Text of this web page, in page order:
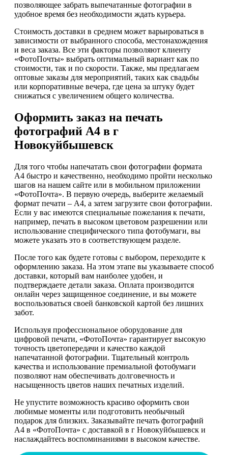
позволяющее забрать выпечатанные фотографии в
удобное время без необходимости ждать курьера.
Стоимость доставки в среднем может варьироваться в
зависимости от выбранного способа, местонахождения
и веса заказа. Все эти факторы позволяют клиенту
«ФотоПочты» выбрать оптимальный вариант как по
стоимости, так и по скорости. Также, мы предлагаем
оптовые заказы для мероприятий, таких как свадьбы
или корпоративные вечера, где цена за штуку будет
снижаться с увеличением общего количества.
Оформить заказ на печать
фотографий А4 в г
Новокуйбышевск
Для того чтобы напечатать свои фотографии формата
А4 быстро и качественно, необходимо пройти несколько
шагов на нашем сайте или в мобильном приложении
«ФотоПочта». В первую очередь, выберите желаемый
формат печати – А4, а затем загрузите свои фотографии.
Если у вас имеются специальные пожелания к печати,
например, печать в высоком цветовом разрешении или
использование специфического типа фотобумаги, вы
можете указать это в соответствующем разделе.
После того как будете готовы с выбором, переходите к
оформлению заказа. На этом этапе вы указываете способ
доставки, который вам наиболее удобен, и
подтверждаете детали заказа. Оплата производится
онлайн через защищенное соединение, и вы можете
воспользоваться своей банковской картой без лишних
забот.
Используя профессиональное оборудование для
цифровой печати, «ФотоПочта» гарантирует высокую
точность цветопередачи и качество каждой
напечатанной фотографии. Тщательный контроль
качества и использование премиальной фотобумаги
позволяют нам обеспечивать долговечность и
насыщенность цветов наших печатных изделий.
Не упустите возможность красиво оформить свои
любимые моменты или подготовить необычный
подарок для близких. Заказывайте печать фотографий
А4 в «ФотоПочта» с доставкой в г Новокуйбышевск и
наслаждайтесь воспоминаниями в высоком качестве.